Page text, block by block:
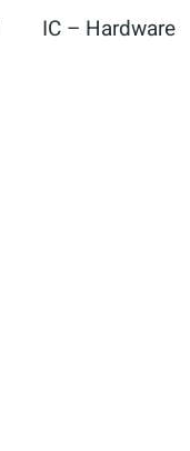
IC – Hardware